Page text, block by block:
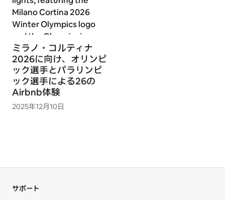
ミラノ・コルティナ
2026に向け、オリンピ
ック選手とパラリンピ
ック選手による26の
Airbnb体験
2025年12月10日
サポート